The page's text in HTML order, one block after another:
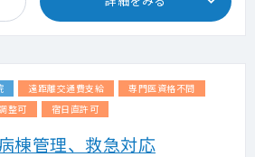
遠距離交通費支給
専門医資格不問
整可 宿日直許可
棟管理、救急対応